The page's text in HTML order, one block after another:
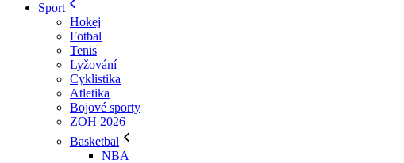
Sport
Hokej
Fotbal
Tenis
Lyžování
Cyklistika
Atletika
Bojové sporty
ZOH 2026
Basketbal
NBA